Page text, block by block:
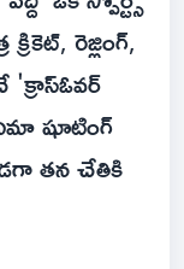
రెజ్లింగ్,
'క్రాస్‌ఓవర్
షూటింగ్
తన చేతికి